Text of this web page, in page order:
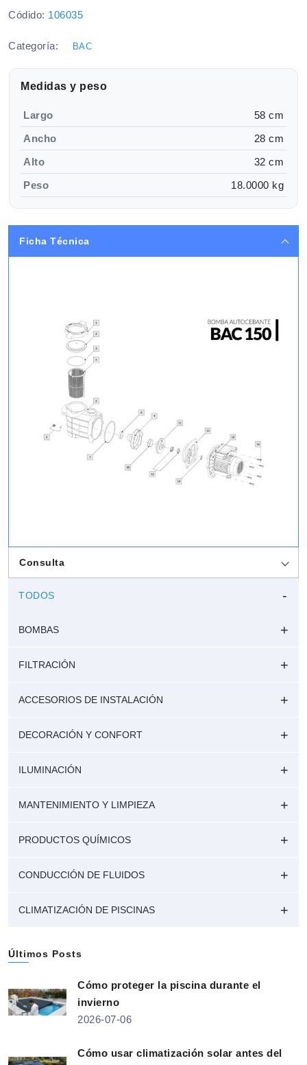
Códido: 106035
Categoría: BAC
Medidas y peso
Largo
58 cm
Ancho
28 cm
Alto
32 cm
Peso
18.0000 kg
Ficha Técnica
Consulta
TODOS
BOMBAS
FILTRACIÓN
ACCESORIOS DE INSTALACIÓN
DECORACIÓN Y CONFORT
ILUMINACIÓN
MANTENIMIENTO Y LIMPIEZA
PRODUCTOS QUÍMICOS
CONDUCCIÓN DE FLUIDOS
CLIMATIZACIÓN DE PISCINAS
Últimos Posts
Cómo proteger la piscina durante el
invierno
2026-07-06
Cómo usar climatización solar antes del